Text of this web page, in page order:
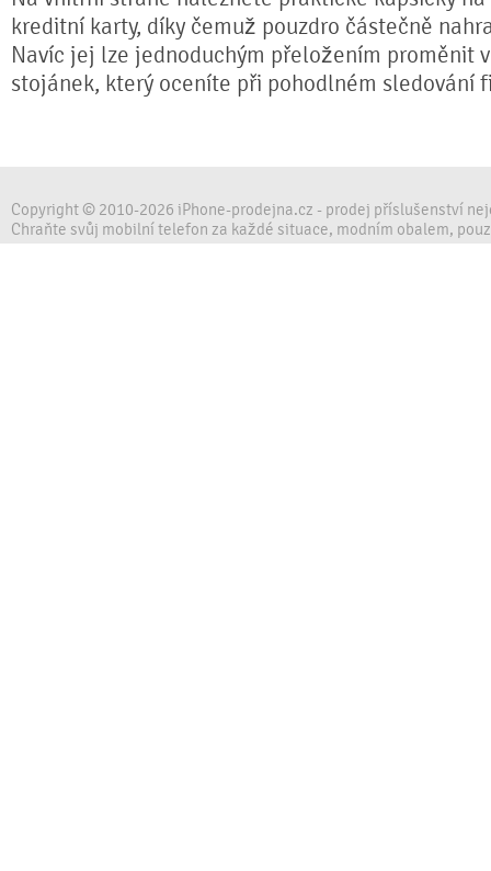
kreditní karty, díky čemuž pouzdro částečně
Navíc jej lze jednoduchým přeložením proměnit
stojánek, který oceníte při pohodlném sledování
Copyright © 2010-2026 iPhone-prodejna.cz - prodej příslušenství
Chraňte svůj mobilní telefon za každé situace, modním obalem,